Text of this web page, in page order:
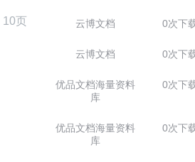
10页 云博文档 0次下
云博文档 0次下
优品文档海量资料
库
0次下
优品文档海量资料
库
0次下